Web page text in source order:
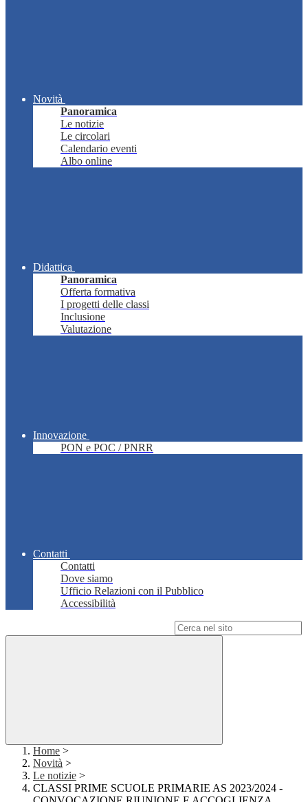
Novità
Panoramica
Le notizie
Le circolari
Calendario eventi
Albo online
Didattica
Panoramica
Offerta formativa
I progetti delle classi
Inclusione
Valutazione
Innovazione
PON e POC / PNRR
Contatti
Contatti
Dove siamo
Ufficio Relazioni con il Pubblico
Accessibilità
Home >
Novità >
Le notizie >
CLASSI PRIME SCUOLE PRIMARIE AS 2023/2024 -